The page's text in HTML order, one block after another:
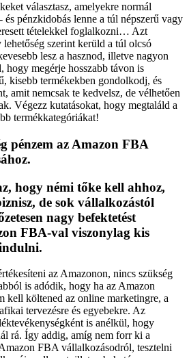
választasz, amelyekre normál
pénzkidobás lenne a túl népszerű vagy
tételekkel foglalkozni… Azt
szerint kerüld a túl olcsó
lesz a hasznod, illetve nagyon
hogy megérje hosszabb távon is
kisebb termékekben gondolkodj, és
amit nemcsak te kedvelsz, de vélhetően
Végezz kutatásokat, hogy megtaláld a
termékkategóriákat!
pénzem az Amazon FBA
hogy némi tőke kell ahhoz,
de sok vállalkozástól
nagy befektetést
FBA-val viszonylag kis
indulni.
az Amazonon, nincs szükség
is adódik, hogy ha az Amazon
kell költened az online marketingre, a
tervezésre és egyebekre. Az
is anélkül, hogy
rá. Így addig, amíg nem forr ki a
FBA vállalkozásodról, tesztelni